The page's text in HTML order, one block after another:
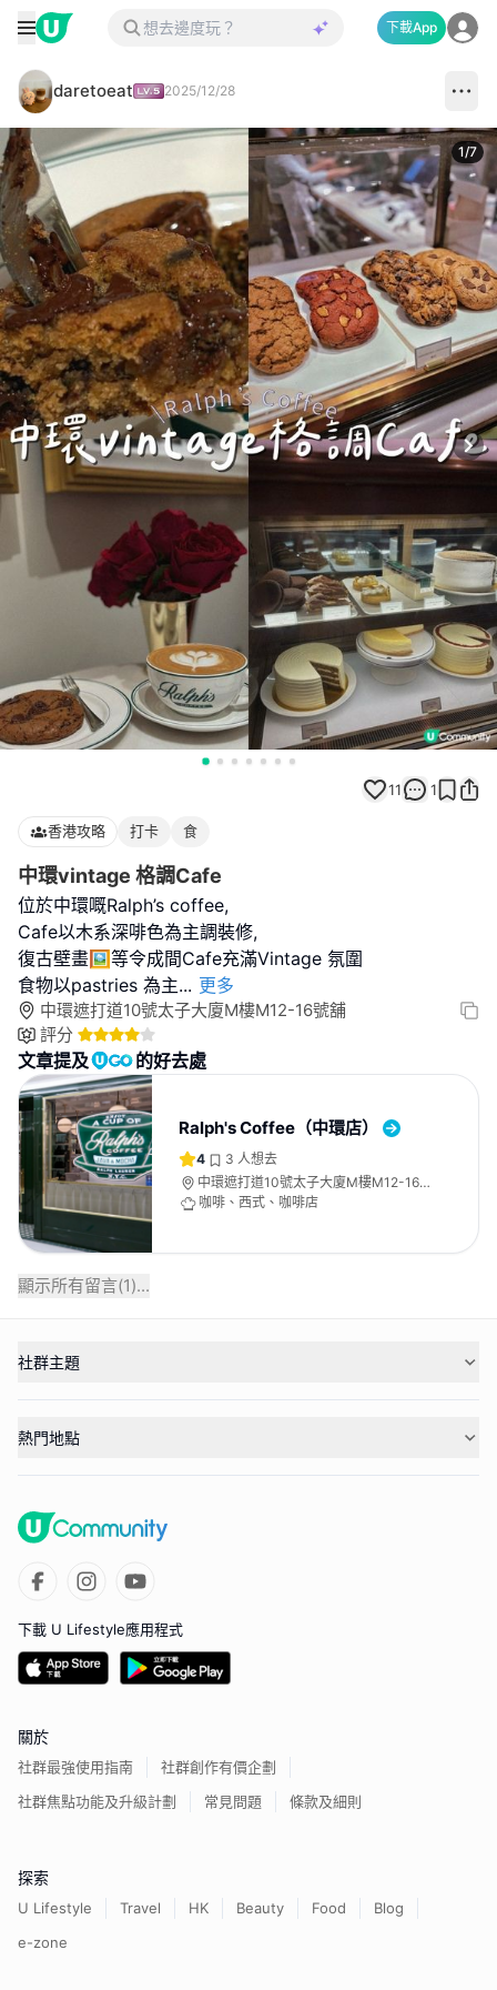
下載App
daretoeat 2025/12/28
1/7
11 1
香港攻略 打卡 食
中環vintage 格調Cafe
位於中環嘅Ralph’s coffee,
Cafe以木系深啡色為主調裝修,
復古壁畫🖼️等令成間Cafe充滿Vintage 氛圍
食物以pastries 為主... 更多
中環遮打道10號太子大廈M樓M12-16號舖
評分
文章提及 的好去處
Ralph's Coffee（中環店）
4 3 人想去
中環遮打道10號太子大廈M樓M12-16
號舖
咖啡、西式、咖啡店
顯示所有留言(1)...
社群主題
熱門地點
下載 U Lifestyle應用程式
關於
社群最強使用指南
社群創作有價企劃
社群焦點功能及升級計劃
常見問題 條款及細則
探索
U Lifestyle Travel HK Beauty Food
Blog
e-zone